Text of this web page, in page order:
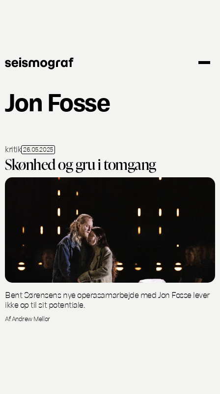
Jon Fosse
kritik 26.05.2025
Skønhed og gru i tomgang
Bent Sørensens nye operasamarbejde med Jon Fosse lever
ikke op til sit potentiale.
Af Andrew Mellor